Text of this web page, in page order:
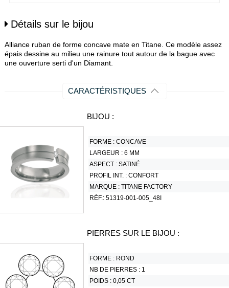
Détails sur le bijou
Alliance ruban de forme concave mate en Titane. Ce modèle assez
épais dessine au milieu une rainure tout autour de la bague avec
une ouverture serti d'un Diamant.
CARACTÉRISTIQUES
BIJOU :
FORME :CONCAVE
LARGEUR :6 MM
ASPECT :SATINÉ
PROFIL INT. :CONFORT
MARQUE :TITANE FACTORY
RÉF.:51319-001-005_48I
PIERRES SUR LE BIJOU :
FORME : ROND
NB DE PIERRES : 1
POIDS :0,05 CT